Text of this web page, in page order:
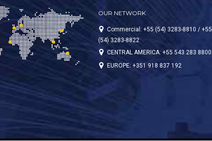
OUR NETWORK
Commercial: +55 (54) 3283-8810 / +55
(54) 3283-8822
CENTRAL AMERICA: +55 543 283 8800
EUROPE: +351 918 837 192